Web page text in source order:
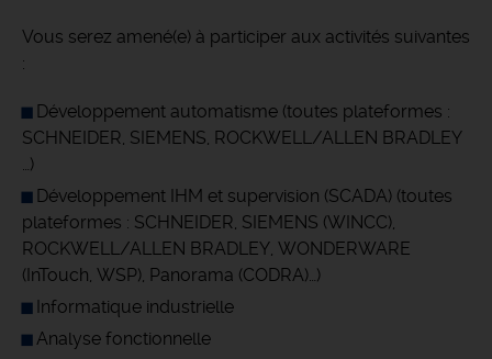
Vous serez amené(e) à participer aux activités suivantes
:
Développement automatisme (toutes plateformes :
SCHNEIDER, SIEMENS, ROCKWELL/ALLEN BRADLEY
…)
Développement IHM et supervision (SCADA) (toutes
plateformes : SCHNEIDER, SIEMENS (WINCC),
ROCKWELL/ALLEN BRADLEY, WONDERWARE
(InTouch, WSP), Panorama (CODRA)…)
Informatique industrielle
Analyse fonctionnelle